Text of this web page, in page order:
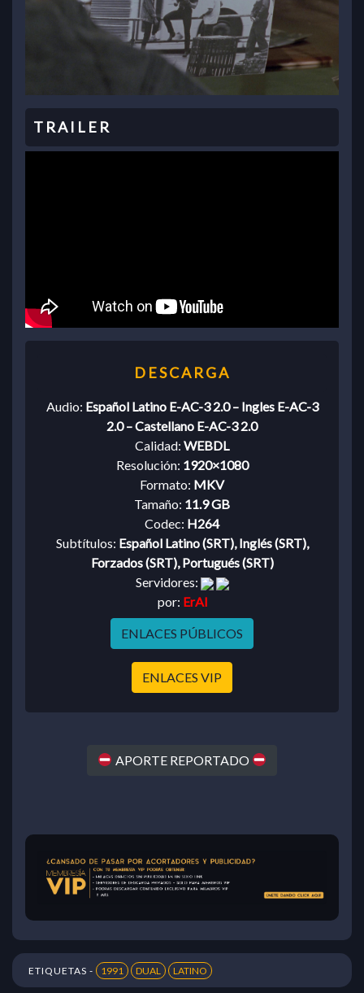
Audio: Español Latino E-AC-3 2.0 – Ingles E-AC-3
2.0 – Castellano E-AC-3 2.0
Calidad: WEBDL
Resolución: 1920×1080
Formato: MKV
Tamaño: 11.9 GB
Codec: H264
Subtítulos: Español Latino (SRT), Inglés (SRT),
Forzados (SRT), Portugués (SRT)
Servidores:
por: ErAl
ENLACES PÚBLICOS
ENLACES VIP
APORTE REPORTADO
ETIQUETAS - 1991 DUAL LATINO